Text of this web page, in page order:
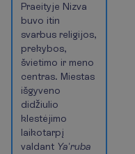
Praeityje Nizva
buvo itin
svarbus religijos,
prekybos,
švietimo ir meno
centras. Miestas
išgyveno
didžiulio
klestėjimo
laikotarpį
valdant Ya'ruba